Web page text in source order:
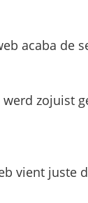
acaba de
werd zojuist
vient juste